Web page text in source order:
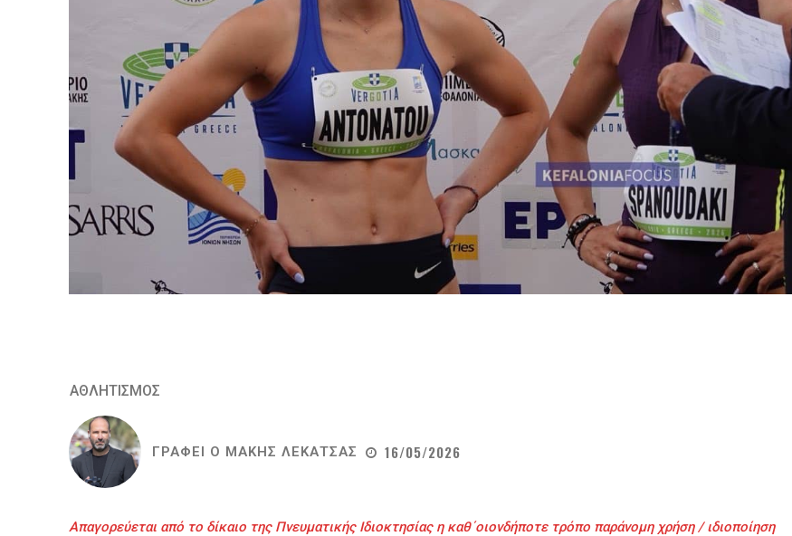
ΑΘΛΗΤΙΣΜΟΣ
ΓΡΑΦΕΙ Ο ΜΑΚΗΣ ΛΕΚΑΤΣΑΣ 16/05/2026
Απαγορεύεται από το δίκαιο της Πνευματικής Ιδιοκτησίας η καθ΄οιονδήποτε τρόπο παράνομη χρήση / ιδιοποίηση